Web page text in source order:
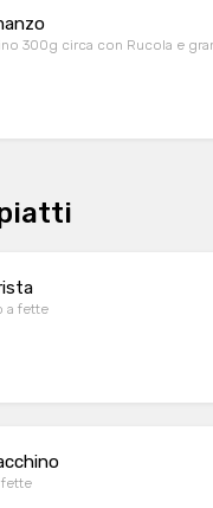
300g circa con Rucola e
a fette
fette